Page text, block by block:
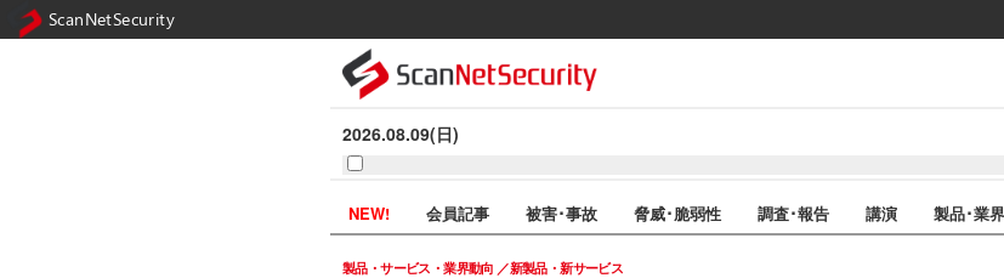
2026.08.09(日)
NEW! 会員記事 被害･事故 脅威･脆弱性 調査･報告 講演 製品･業界
製品・サービス・業界動向 新製品・新サービス
ScanNetSecurity